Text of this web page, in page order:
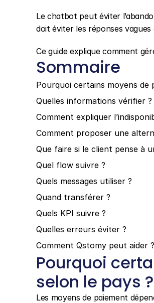
Le chatbot peut éviter
doit éviter les réponses vagues
Ce guide explique comment
Sommaire
Pourquoi certains moyens de
Quelles informations vérifier ?
Comment expliquer
Comment proposer une
Que faire si le client pense à
Quel flow suivre ?
Quels messages utiliser ?
Quand transférer ?
Quels KPI suivre ?
Quelles erreurs éviter ?
Comment Qstomy peut aider ?
Pourquoi
selon le pays ?
Les moyens de paiement